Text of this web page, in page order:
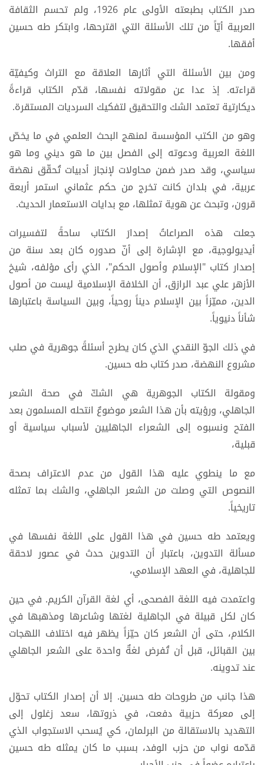
صدر الكتاب بطبعته الأولى عام 1926، ولم تحسم الثقافة
العربية أيّاً من تلك الأسئلة التي اقترحها، وابتكر طه حسين
أفقها.
ومن بين الأسئلة التي أثارها العلاقة مع التراث وكيفيّة
قراءته. إذ عدا عن مقولاته نفسها، قدّم الكتاب قراءةً
ديكارتية تعتمد الشك والتحقيق لتفكيك السرديات المستقرة.
وهو من الكتب المؤسسة لمنهج البحث العلمي في ما يخصّ
اللغة العربية ودعوته إلى الفصل بين ما هو ديني وما هو
سياسي، وقد صدر ضمن محاولات لإنجاز أدبيات تُحقّق نهضة
عربية، في بلدان كانت تخرج من حكم عثماني استمر أربعة
قرون، وتبحث عن هوية تمثلها، مع بدايات الاستعمار الحديث.
جعلت هذه الصراعاتُ إصدارَ الكتاب ساحةً لتفسيرات
أيديولوجية، مع الإشارة إلى أنّ صدوره كان بعد سنة من
إصدار كتاب "الإسلام وأصول الحكم"، الذي رأى مؤلفه، شيخ
الأزهر علي عبد الرازق، أن الخلافة الإسلامية ليست من أصول
الدين، مميّزاً بين الإسلام ديناً روحياً، وبين السياسة باعتبارها
شأناً دنيوياً.
في ذلك الجوّ النقدي الذي كان يطرح أسئلةً جوهرية في صلب
مشروع النهضة، صدر كتاب طه حسين.
ومقولة الكتاب الجوهرية هي الشكّ في صحة الشعر
الجاهلي، ورؤيته بأن هذا الشعر موضوعٌ انتحله المسلمون بعد
الفتح ونسبوه إلى الشعراء الجاهليين لأسباب سياسية أو
قبلية،
مع ما ينطوي عليه هذا القول من عدم الاعتراف بصحة
النصوص التي وصلت من الشعر الجاهلي، والشك بما تمثله
تاريخياً.
ويعتمد طه حسين في هذا القول على اللغة نفسها في
مسألة التدوين، باعتبار أن التدوين حدث في عصور لاحقة
للجاهلية، في العهد الإسلامي،
واعتمدت فيه اللغة الفصحى، أي لغة القرآن الكريم. في حين
كان لكل قبيلة في الجاهلية لغتها وشاعرها ومذهبها في
الكلام، حتى أن الشعر كان حيّزاً يظهر فيه اختلاف اللهجات
بين القبائل، قبل أن تُفرض لغةٌ واحدة على الشعر الجاهلي
عند تدوينه.
هذا جانب من طروحات طه حسين. إلا أن إصدار الكتاب تحوّل
إلى معركة حزبية دفعت، في ذروتها، سعد زغلول إلى
التهديد بالاستقالة من البرلمان، كي يُسحب الاستجواب الذي
قدّمه نواب من حزب الوفد، بسبب ما كان يمثله طه حسين